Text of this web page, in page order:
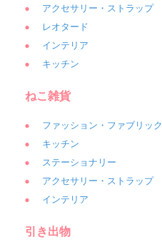
アクセサリー・ストラップ
レオタード
インテリア
キッチン
ねこ雑貨
ファッション・ファブリック
キッチン
ステーショナリー
アクセサリー・ストラップ
インテリア
引き出物